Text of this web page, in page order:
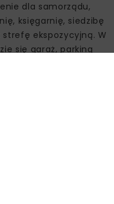
dla samorządu,
księgarnię, siedzibę
ekspozycyjną. W
się garaż, parking